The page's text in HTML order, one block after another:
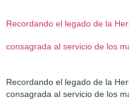
Recordando el legado de la
consagrada al servicio de los
Recordando el legado de la
consagrada al servicio de los